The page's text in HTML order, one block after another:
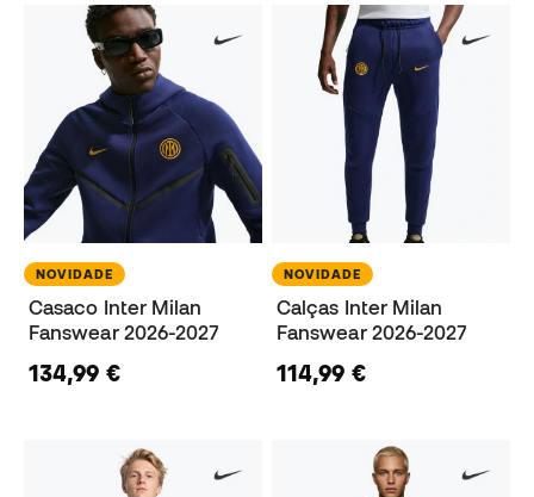
NOVIDADE
Casaco Inter Milan
Fanswear 2026-2027
134,99 €
NOVIDADE
Calças Inter Milan
Fanswear 2026-2027
114,99 €